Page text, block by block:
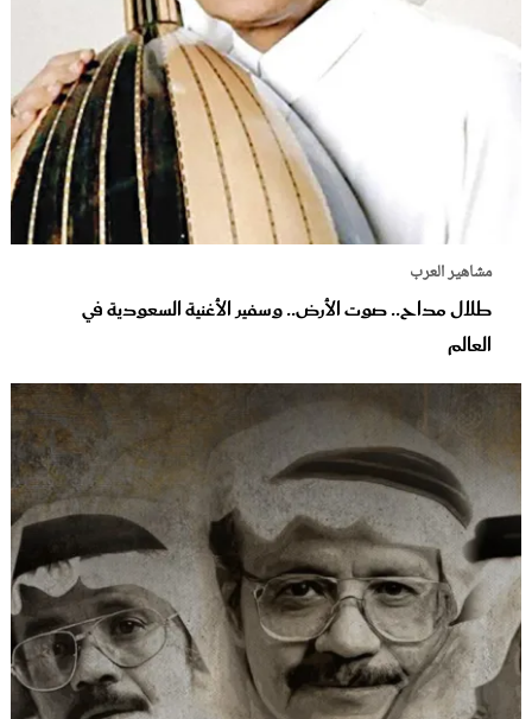
مشاهير العرب
طلال مداح.. صوت الأرض.. وسفير الأغنية السعودية في
العالم